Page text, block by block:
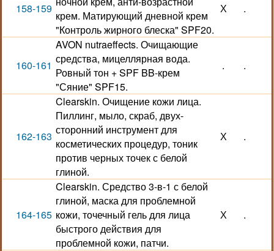
158-159
крем. Матирующий дневной крем
"Контроль жирного блеска" SPF20.
Х .
160-161
AVON nutraeffects. Очищающие
средства, мицеллярная вода.
Ровный тон + SPF BB-крем
"Сяние" SPF15.
. .
162-163
Clearskin. Очищение кожи лица.
Пиллинг, мыло, скраб, двух-
сторонний инструмент для
косметических процедур, тоник
против черных точек с белой
глиной.
Х .
164-165
Clearskin. Средство 3-в-1 с белой
глиной, маска для проблемной
кожи, точечный гель для лица
быстрого действия для
проблемной кожи, патчи.
Х .